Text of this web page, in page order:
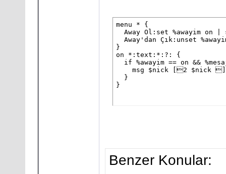
menu * {
Away Ol:set %awayim on |
Away'dan Çık:unset
}
on *:text:*:?: {
if %awayim == on &&
msg $nick [2 $nick
  }
}
Benzer Konular: